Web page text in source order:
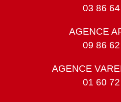
03 86
AGENCE
09 86
AGENCE
01 60